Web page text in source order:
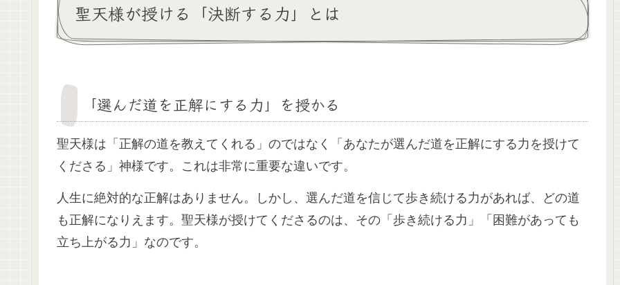
聖天様が授ける「決断する力」とは
「選んだ道を正解にする力」を授かる
聖天様は「正解の道を教えてくれる」のではなく「あなたが選んだ道を正解にする力を授けて
くださる」神様です。これは非常に重要な違いです。
人生に絶対的な正解はありません。しかし、選んだ道を信じて歩き続ける力があれば、どの道
も正解になりえます。聖天様が授けてくださるのは、その「歩き続ける力」「困難があっても
立ち上がる力」なのです。